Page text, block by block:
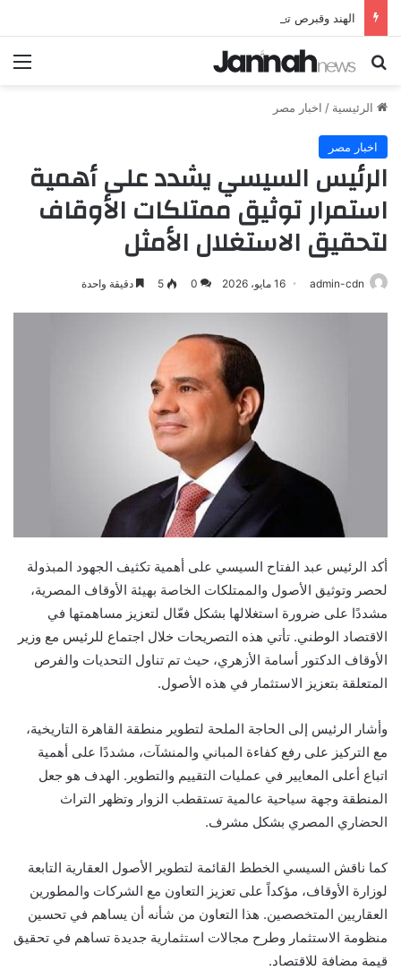
بحث عن
الرئيسية / اخبار مصر
اخبار مصر
الرئيس السيسي يشدد على أهمية
استمرار توثيق ممتلكات الأوقاف
لتحقيق الاستغلال الأمثل
admin-cdn 16 مايو، 2026 0
5 دقيقة واحدة
أكد الرئيس عبد الفتاح السيسي على أهمية تكثيف الجهود المبذولة
لحصر وتوثيق الأصول والممتلكات الخاصة بهيئة الأوقاف المصرية،
مشددًا على ضرورة استغلالها بشكل فعّال لتعزيز مساهمتها في
الاقتصاد الوطني. تأتي هذه التصريحات خلال اجتماع للرئيس مع وزير
الأوقاف الدكتور أسامة الأزهري، حيث تم تناول التحديات والفرص
المتعلقة بتعزيز الاستثمار في هذه الأصول.
وأشار الرئيس إلى الحاجة الملحة لتطوير منطقة القاهرة التاريخية،
مع التركيز على رفع كفاءة المباني والمنشآت، مشددًا على أهمية
اتباع أعلى المعايير في عمليات التقييم والتطوير. الهدف هو جعل
المنطقة وجهة سياحية عالمية تستقطب الزوار وتظهر التراث
الحضاري المصري بشكل مشرف.
كما ناقش السيسي الخطط القائمة لتطوير الأصول العقارية التابعة
لوزارة الأوقاف، مؤكداً على تعزيز التعاون مع الشركات والمطورين
العقاريين المتخصصين. هذا التعاون من شأنه أن يساهم في تحسين
منظومة الاستثمار وطرح مجالات استثمارية جديدة تساهم في تحقيق
قيمة مضافة للاقتصاد.